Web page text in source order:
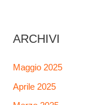
ARCHIVI
Maggio 2025
Aprile 2025